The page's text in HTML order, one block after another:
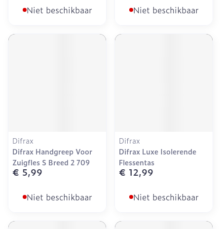
Niet beschikbaar Niet beschikbaar
Difrax
Difrax Handgreep Voor
Zuigfles S Breed 2 709
€ 5,99
Niet beschikbaar
Difrax
Difrax Luxe Isolerende
Flessentas
€ 12,99
Niet beschikbaar